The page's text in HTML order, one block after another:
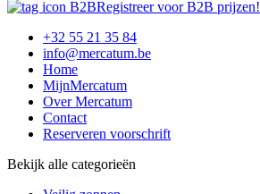
Registreer voor B2B prijzen!
+32 55 21 35 84
info@mercatum.be
Home
MijnMercatum
Over Mercatum
Contact
Reserveren voorschrift
Bekijk alle categorieën